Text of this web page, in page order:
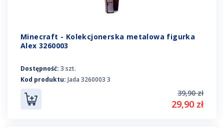
Minecraft - Kolekcjonerska metalowa figurka
Alex 3260003
Dostępność: 3 szt.
Kod produktu: Jada 3260003 3
39,90 zł
29,90 zł